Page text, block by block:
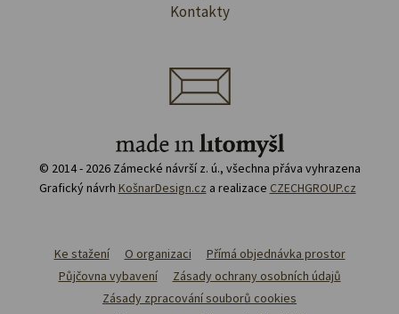
Kontakty
© 2014 - 2026 Zámecké návrší z. ú., všechna přáva vyhrazena
Grafický návrh KošnarDesign.cz a realizace CZECHGROUP.cz
Ke stažení O organizaci
Přímá objednávka prostor
Půjčovna vybavení
Zásady ochrany osobních údajů
Zásady zpracování souborů cookies